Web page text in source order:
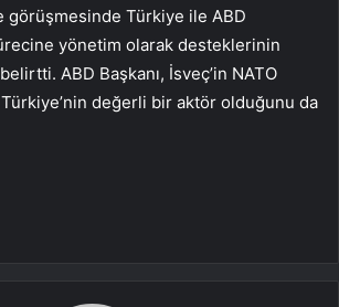
görüşmesinde Türkiye ile ABD
yönetim olarak desteklerinin
ABD Başkanı, İsveç’in NATO
değerli bir aktör olduğunu da